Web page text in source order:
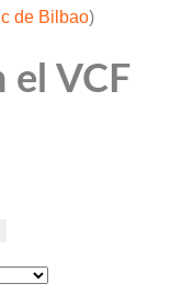
de Bilbao)
el VCF